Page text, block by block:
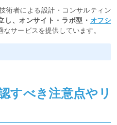
術者による設計・コンサルティン
し、オンサイト・ラボ型・ オフシ
サービスを提供しています。
すべき注意点やリ